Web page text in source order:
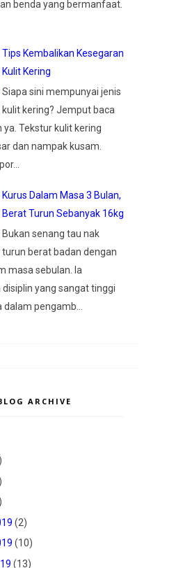
benda yang bermanfaat.
Tips Kembalikan Kesegaran
Kulit Kering
Siapa sini mempunyai jenis
kulit kering? Jemput baca
ya. Tekstur kulit kering
dan nampak kusam.
Kurus Dalam Masa 3 Bulan,
Berat Turun Sebanyak 16kg
Bukan senang tau nak
turun berat badan dengan
masa sebulan. Ia
yang sangat tinggi
pengamb...
ARCHIVE
(2)
(10)
(13)